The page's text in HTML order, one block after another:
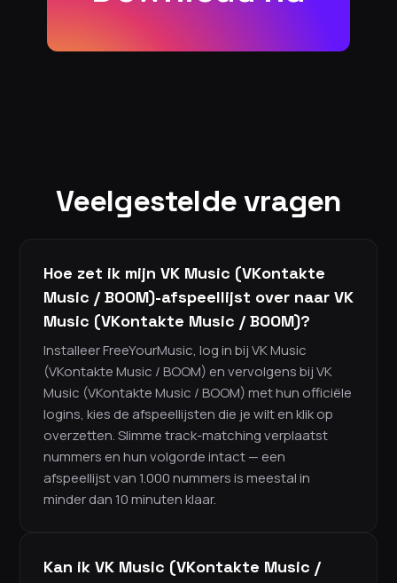
Veelgestelde vragen
Hoe zet ik mijn VK Music (VKontakte
Music / BOOM)-afspeellijst over naar VK
Music (VKontakte Music / BOOM)?
Installeer FreeYourMusic, log in bij VK Music
(VKontakte Music / BOOM) en vervolgens bij VK
Music (VKontakte Music / BOOM) met hun officiële
logins, kies de afspeellijsten die je wilt en klik op
overzetten. Slimme track-matching verplaatst
nummers en hun volgorde intact — een
afspeellijst van 1.000 nummers is meestal in
minder dan 10 minuten klaar.
Kan ik VK Music (VKontakte Music /